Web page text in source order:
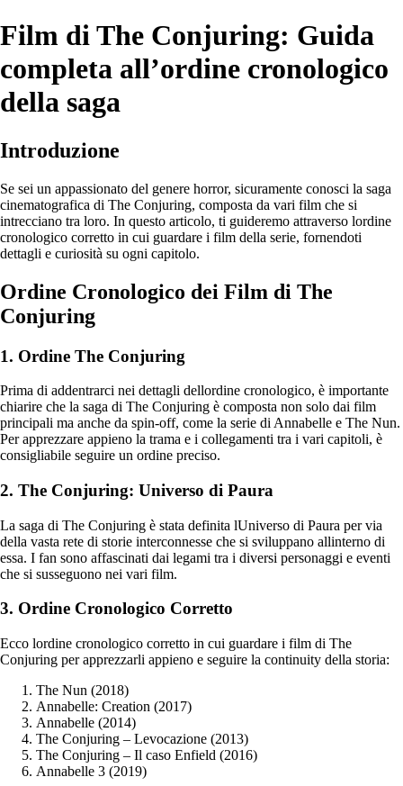
Film di The Conjuring: Guida
completa all’ordine cronologico
della saga
Introduzione
Se sei un appassionato del genere horror, sicuramente conosci la saga
cinematografica di The Conjuring, composta da vari film che si
intrecciano tra loro. In questo articolo, ti guideremo attraverso lordine
cronologico corretto in cui guardare i film della serie, fornendoti
dettagli e curiosità su ogni capitolo.
Ordine Cronologico dei Film di The
Conjuring
1. Ordine The Conjuring
Prima di addentrarci nei dettagli dellordine cronologico, è importante
chiarire che la saga di The Conjuring è composta non solo dai film
principali ma anche da spin-off, come la serie di Annabelle e The Nun.
Per apprezzare appieno la trama e i collegamenti tra i vari capitoli, è
consigliabile seguire un ordine preciso.
2. The Conjuring: Universo di Paura
La saga di The Conjuring è stata definita lUniverso di Paura per via
della vasta rete di storie interconnesse che si sviluppano allinterno di
essa. I fan sono affascinati dai legami tra i diversi personaggi e eventi
che si susseguono nei vari film.
3. Ordine Cronologico Corretto
Ecco lordine cronologico corretto in cui guardare i film di The
Conjuring per apprezzarli appieno e seguire la continuity della storia:
The Nun (2018)
Annabelle: Creation (2017)
Annabelle (2014)
The Conjuring – Levocazione (2013)
The Conjuring – Il caso Enfield (2016)
Annabelle 3 (2019)